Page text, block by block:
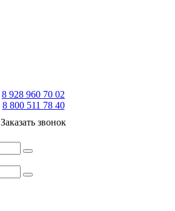
8 928 960 70 02
8 800 511 78 40
Заказать звонок